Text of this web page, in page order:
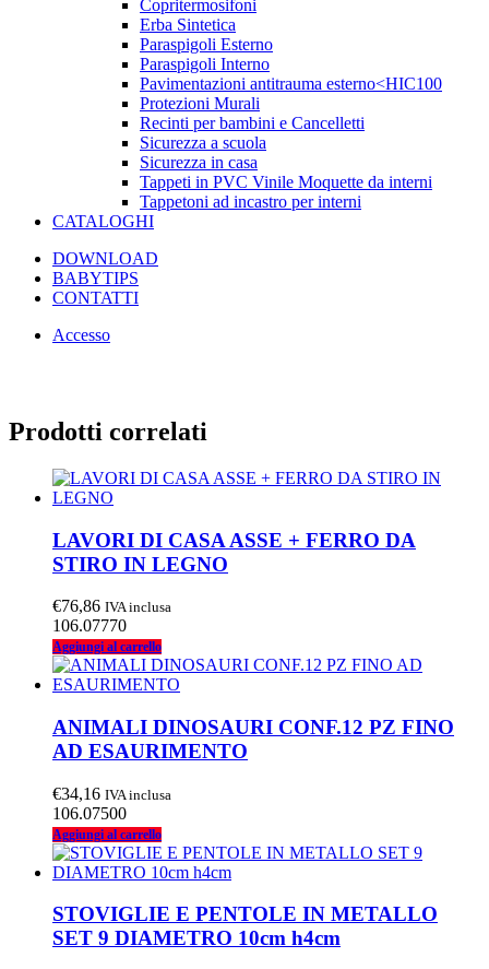
Copritermosifoni
Erba Sintetica
Paraspigoli Esterno
Paraspigoli Interno
Pavimentazioni antitrauma esterno<HIC100
Protezioni Murali
Recinti per bambini e Cancelletti
Sicurezza a scuola
Sicurezza in casa
Tappeti in PVC Vinile Moquette da interni
Tappetoni ad incastro per interni
CATALOGHI
DOWNLOAD
BABYTIPS
CONTATTI
Accesso
Prodotti correlati
LAVORI DI CASA ASSE + FERRO DA
STIRO IN LEGNO
€76,86 IVA inclusa
106.07770
Aggiungi al carrello
ANIMALI DINOSAURI CONF.12 PZ FINO
AD ESAURIMENTO
€34,16 IVA inclusa
106.07500
Aggiungi al carrello
STOVIGLIE E PENTOLE IN METALLO
SET 9 DIAMETRO 10cm h4cm